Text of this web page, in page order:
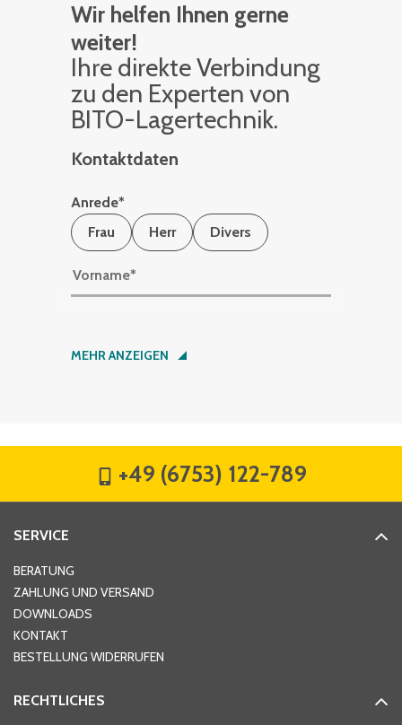
Wir helfen Ihnen gerne
weiter!
Ihre di­rek­te Ver­bin­dung
zu den Ex­per­ten von
BITO-La­ger­tech­nik.
Kontaktdaten
Anrede*
Frau
Herr Divers
Vorname*
Nachname*
Hausnummer
Ort*
MEHR ANZEIGEN
+49 (6753) 122-789
SERVICE
BERATUNG
ZAHLUNG UND VERSAND
DOWNLOADS
KONTAKT
BESTELLUNG WIDERRUFEN
RECHTLICHES